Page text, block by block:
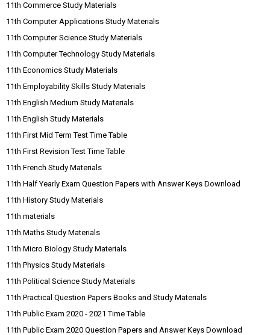
11th Commerce Study Materials
11th Computer Applications Study Materials
11th Computer Science Study Materials
11th Computer Technology Study Materials
11th Economics Study Materials
11th Employability Skills Study Materials
11th English Medium Study Materials
11th English Study Materials
11th First Mid Term Test Time Table
11th First Revision Test Time Table
11th French Study Materials
11th Half Yearly Exam Question Papers with Answer Keys Download
11th History Study Materials
11th materials
11th Maths Study Materials
11th Micro Biology Study Materials
11th Physics Study Materials
11th Political Science Study Materials
11th Practical Question Papers Books and Study Materials
11th Public Exam 2020 - 2021 Time Table
11th Public Exam 2020 Question Papers and Answer Keys Download